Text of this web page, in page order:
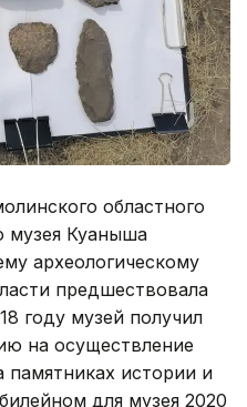
областного
музея Куаныша
археологическому
предшествовала
году музей получил
на осуществление
памятниках истории и
для музея 2020